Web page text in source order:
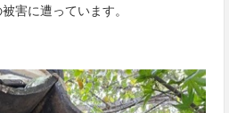
害に遭っています。